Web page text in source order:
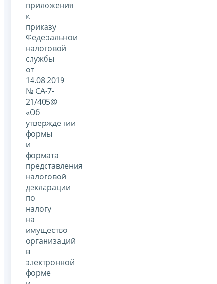
приложения
к
приказу
Федеральной
налоговой
службы
от
14.08.2019
№ СА-7-
21/405@
«Об
утверждении
формы
и
формата
представления
налоговой
декларации
по
налогу
на
имущество
организаций
в
электронной
форме